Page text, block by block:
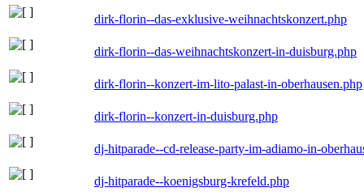
dirk-florin--das-exklusive-weihnachtskonzert.php
dirk-florin--das-weihnachtskonzert-in-duisburg.php
dirk-florin--konzert-im-lito-palast-in-oberhausen.php
dirk-florin--konzert-in-duisburg.php
dj-hitparade--cd-release-party-im-adiamo-in-
dj-hitparade--koenigsburg-krefeld.php